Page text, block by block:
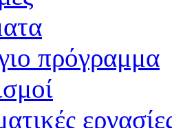
πρόγραμμα